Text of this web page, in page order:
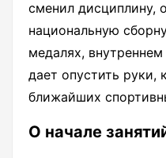
сменил дисциплину,
национальную
медалях,
дает опустить руки,
ближайших
О начале